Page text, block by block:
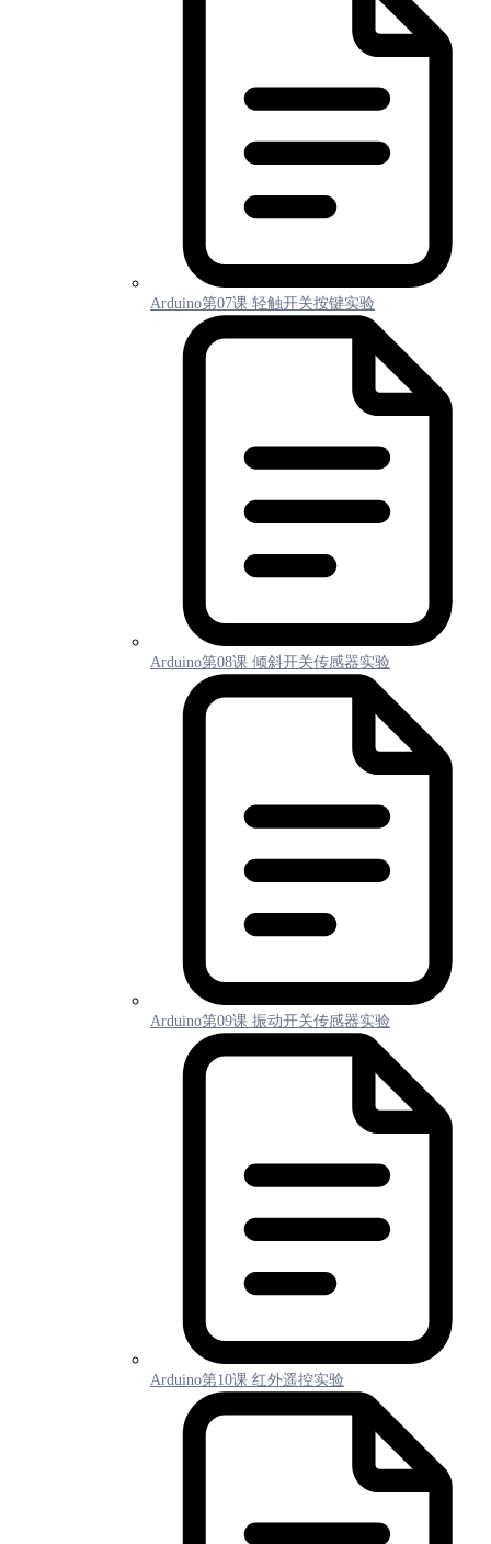
Arduino第07课 轻触开关按键实验
Arduino第08课 倾斜开关传感器实验
Arduino第09课 振动开关传感器实验
Arduino第10课 红外遥控实验